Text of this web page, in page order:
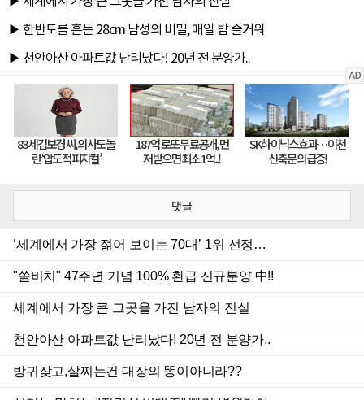
댓글